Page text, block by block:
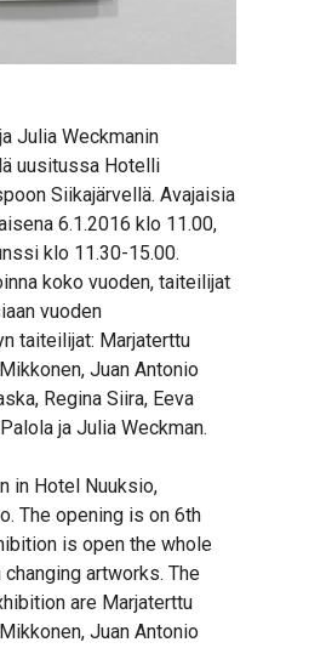
Julia Weckmanin
uusitussa Hotelli
Siikajärvellä. Avajaisia
6.1.2016 klo 11.00,
klo 11.30-15.00.
koko vuoden, taiteilijat
vuoden
taiteilijat: Marjaterttu
Juan Antonio
Regina Siira, Eeva
ja Julia Weckman.
in Hotel Nuuksio,
The opening is on 6th
is open the whole
artworks. The
are Marjaterttu
Juan Antonio